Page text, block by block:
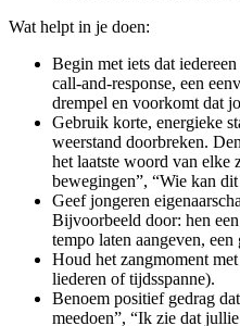
Wat helpt in je doen:
Begin met iets dat
call‑and‑response, een
drempel en voorkomt dat
Gebruik korte, energieke
weerstand doorbreken.
het laatste woord van elke
bewegingen”, “Wie kan
Geef jongeren
Bijvoorbeeld door: hen
tempo laten aangeven,
Houd het zangmoment
liederen of tijdsspanne).
Benoem positief gedrag
meedoen”, “Ik zie dat